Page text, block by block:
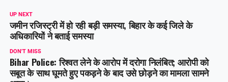
UP NEXT
जमीन रजिस्ट्री में हो रही बड़ी समस्या, बिहार के कई जिले के
अधिकारियों ने बताई समस्या
DON'T MISS
Bihar Police: रिश्वत लेने के आरोप में दरोगा निलंबित; आरोपी को
सबूत के साथ घूमते हुए पकड़ने के बाद उसे छोड़ने का मामला सामने